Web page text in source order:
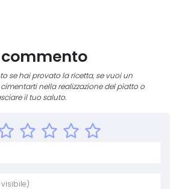
commento
se hai provato la ricetta, se vuoi un
nella realizzazione del piatto o
il tuo saluto.